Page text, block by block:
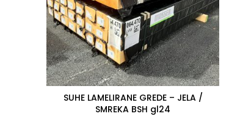
SUHE LAMELIRANE GREDE – JELA /
SMREKA BSH gl24